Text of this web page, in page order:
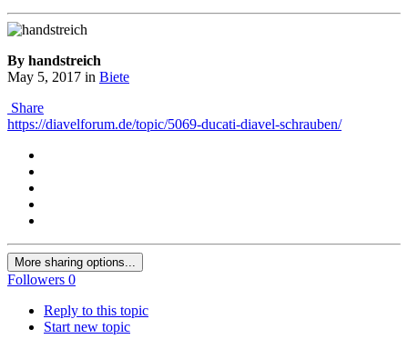
By handstreich
May 5, 2017 in Biete
Share
https://diavelforum.de/topic/5069-ducati-diavel-schrauben/
More sharing options...
Followers 0
Reply to this topic
Start new topic